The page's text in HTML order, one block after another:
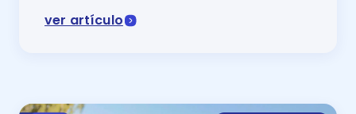
ver artículo